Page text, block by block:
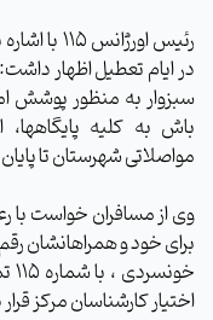
در ایام تعطیل اظهار
سبزوار به منظور پوشش
باش به کلیه پایگاهها،
مواصلاتی شهرستان تا
وی از مسافران خواست با
برای خود و همراهانشان
اختیار کارشناسان مرکز